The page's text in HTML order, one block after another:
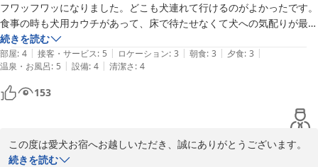
2026-05-31
また、貸切露天風呂からご覧いただける大室山の景色もお楽しみい
ただけたようで、大変嬉しく存じます。
Hちゃんとの大切なご旅行の思い出作りのお手伝いができましたこ
とを、スタッフ一同光栄に感じております。
これからもワンちゃんにも飼い主様にもご満足いただける宿を目指
改めまして、この度は当館にご宿泊いただき、誠にありがとうござ
いました。
フワッフワッになりました。どこも犬連れて行けるのがよかったです。
食事の時も犬用カウチがあって、床で待たせなくて犬への気配りが最高
でした。
続きを読む
部屋: 4 | 接客・サービス: 5 | ロケーション: 3 | 朝食: 3 | 夕食: 3 |
温泉・お風呂: 5 | 設備: 4 | 清潔さ: 4
153
この度は愛犬お宿へお越しいただき、誠にありがとうございます。
続きを読む